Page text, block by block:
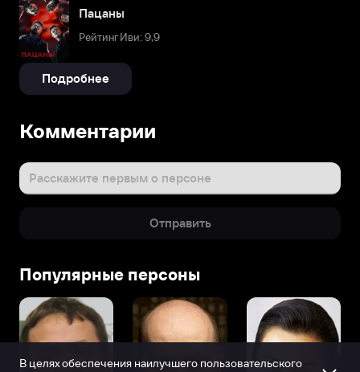
Пацаны
Рейтинг Иви: 9,9
Подробнее
Комментарии
Расскажите первым о персоне
Отправить
Популярные персоны
В целях обеспечения наилучшего пользовательского